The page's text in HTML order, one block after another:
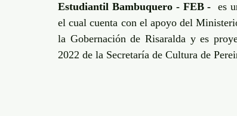
Estudiantil Bambuquero - FEB - es
el cual cuenta con el apoyo del
la Gobernación de Risaralda y es
2022 de la Secretaría de Cultura de